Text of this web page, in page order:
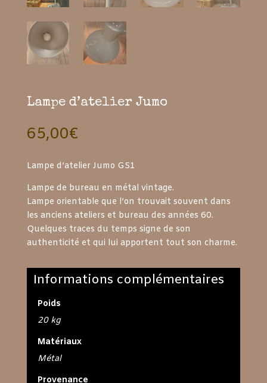
Lampe d’atelier Jumo
65,00€
Lampe d’atelier Jumo GS1
Lampe de bureau en métal vintage.
Lampe orientable que l’on trouvait souvent dans
les anciens ateliers et bureau des années 60.
Quelques traces du temps signe de son
authenticité et qui lui apportent tout son charme.
Informations complémentaires
Poids
20 kg
Matériaux
Métal
Provenance